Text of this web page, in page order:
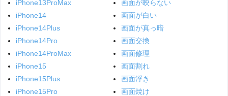
iPhone13ProMax
iPhone14
iPhone14Plus
iPhone14Pro
iPhone14ProMax
iPhone15
iPhone15Plus
iPhone15Pro
画面が映らない
画面が白い
画面が真っ暗
画面交換
画面修理
画面割れ
画面浮き
画面焼け